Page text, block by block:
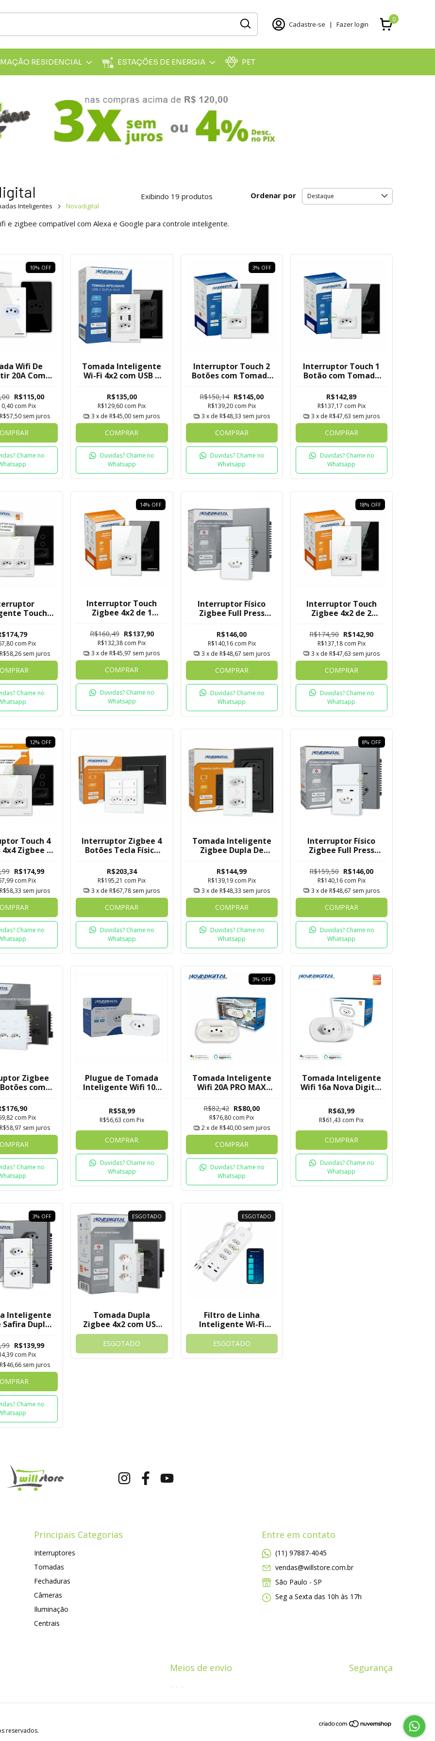
Cadastre-se | Fazer login
0
RESIDENCIAL ESTAÇÕES DE ENERGIA PET
Inteligentes Novadigital
Exibindo 19 produtos Ordenar por
e zigbee compatível com Alexa e Google para controle inteligente.
10% OFF
Wifi De
20A Com
TuyaR$115,00
com Pix
R$57,50 sem juros
Chame no
Tomada Inteligente
Wi-Fi 4x2 com USB e
Tuya
R$135,00
R$129,60 com Pix
3 x de R$45,00 sem juros
COMPRAR
Duvidas? Chame no
Whatsapp
3% OFF
Interruptor Touch 2
Botões com Tomada
Tuya
R$150,14 R$145,00
R$139,20 com Pix
3 x de R$48,33 sem juros
COMPRAR
Duvidas? Chame no
Whatsapp
Interruptor Touch 1
Botão com Tomada
Tuya
R$142,89
R$137,17 com Pix
3 x de R$47,63 sem juros
COMPRAR
Duvidas? Chame no
Whatsapp
Touch
Tuya
com Pix
R$58,26 sem juros
Chame no
14% OFF
Interruptor Touch
Zigbee 4x2 de 1
Mesh
R$160,49 R$137,90
R$132,38 com Pix
3 x de R$45,97 sem juros
COMPRAR
Duvidas? Chame no
Whatsapp
Interruptor Físico
Zigbee Full Press
Botões com Tomada
R$146,00
R$140,16 com Pix
3 x de R$48,67 sem juros
COMPRAR
Duvidas? Chame no
Whatsapp
18% OFF
Interruptor Touch
Zigbee 4x2 de 2
Mesh
R$174,90 R$142,90
R$137,18 com Pix
3 x de R$47,63 sem juros
COMPRAR
Duvidas? Chame no
Whatsapp
12% OFF
Touch 4
Zigbee 2
R$174,99
com Pix
R$58,33 sem juros
Chame no
Interruptor Zigbee 4
Botões Tecla Física
Novadigital Tuya
R$203,34
R$195,21 com Pix
3 x de R$67,78 sem juros
COMPRAR
Duvidas? Chame no
Whatsapp
Tomada Inteligente
Zigbee Dupla De
Tuya
R$144,99
R$139,19 com Pix
3 x de R$48,33 sem juros
COMPRAR
Duvidas? Chame no
Whatsapp
8% OFF
Interruptor Físico
Zigbee Full Press
Botão com Tomada +
USB C
R$159,50 R$146,00
R$140,16 com Pix
3 x de R$48,67 sem juros
COMPRAR
Duvidas? Chame no
Whatsapp
Zigbee
com
Touch
Tuya
com Pix
R$58,97 sem juros
Chame no
Plugue de Tomada
Inteligente Wifi 10A
R$58,99
R$56,63 com Pix
COMPRAR
Duvidas? Chame no
Whatsapp
3% OFF
Tomada Inteligente
Wifi 20A PRO MAX
R$82,42 R$80,00
R$76,80 com Pix
2x de R$40,00 sem juros
COMPRAR
Duvidas? Chame no
Whatsapp
Tomada Inteligente
Wifi 16a Nova Digital
R$63,99
R$61,43 com Pix
COMPRAR
Duvidas? Chame no
Whatsapp
3% OFF
Inteligente
Safira Dupla
Tuya
R$139,99
com Pix
R$46,66 sem juros
Chame no
ESGOTADO
Tomada Dupla
Zigbee 4x2 com USB
e USB-C Quartzo Soft
Touch Novadigital
Tuya
ESGOTADO
ESGOTADO
Filtro de Linha
Inteligente Wi-Fi
Com USB e USB-C
Novadigital Tuya
ESGOTADO
Principais Categorias
Interruptores
Tomadas
Fechaduras
Câmeras
Iluminação
Centrais
Entre em contato
(11) 97887-4045
vendas@willstore.com.br
São Paulo - SP
Seg a Sexta das 10h às 17h
Meios de envio Segurança
reservados.